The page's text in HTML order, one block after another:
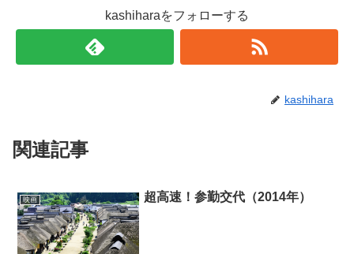
き し
ウ
ン
)
kashiharaをフォローする
kashihara
関連記事
映画 超高速！参勤交代（2014年）